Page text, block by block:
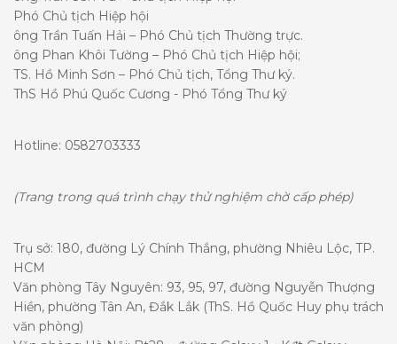
Phó Chủ tịch Hiệp hội
ông Trần Tuấn Hải – Phó Chủ tịch Thường trực.
ông Phan Khôi Tường – Phó Chủ tịch Hiệp hội;
TS. Hồ Minh Sơn – Phó Chủ tịch, Tổng Thư ký.
ThS Hồ Phú Quốc Cương - Phó Tổng Thư ký
Hotline: 0582703333
(Trang trong quá trình chạy thử nghiệm chờ cấp phép)
Trụ sở: 180, đường Lý Chính Thắng, phường Nhiêu Lộc, TP.
HCM
Văn phòng Tây Nguyên: 93, 95, 97, đường Nguyễn Thượng
Hiền, phường Tân An, Đắk Lắk (ThS. Hồ Quốc Huy phụ trách
văn phòng)